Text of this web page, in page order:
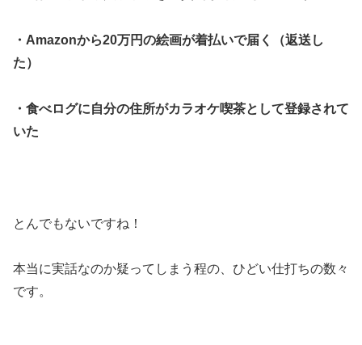
・Amazonから20万円の絵画が着払いで届く（返送し
た）
・食べログに自分の住所がカラオケ喫茶として登録されて
いた
とんでもないですね！
本当に実話なのか疑ってしまう程の、ひどい仕打ちの数々
です。